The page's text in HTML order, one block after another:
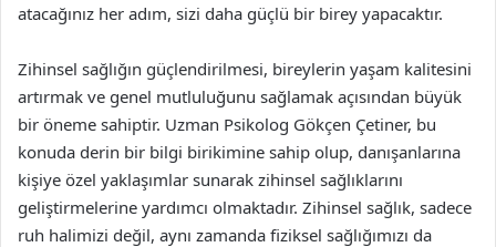
atacağınız her adım, sizi daha güçlü bir birey yapacaktır.
Zihinsel sağlığın güçlendirilmesi, bireylerin yaşam kalitesini
artırmak ve genel mutluluğunu sağlamak açısından büyük
bir öneme sahiptir. Uzman Psikolog Gökçen Çetiner, bu
konuda derin bir bilgi birikimine sahip olup, danışanlarına
kişiye özel yaklaşımlar sunarak zihinsel sağlıklarını
geliştirmelerine yardımcı olmaktadır. Zihinsel sağlık, sadece
ruh halimizi değil, aynı zamanda fiziksel sağlığımızı da